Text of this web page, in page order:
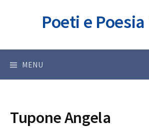
Poeti e
MENU
Tupone Angela